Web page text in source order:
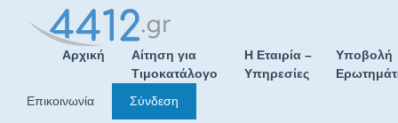
Αρχική
Αίτηση για
Τιμοκατάλογο
Η Εταιρία –
Υπηρεσίες
Υποβολή
Επικοινωνία
Σύνδεση